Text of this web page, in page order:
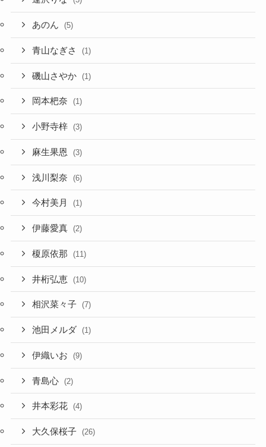
あのん (5)
青山なぎさ (1)
磯山さやか (1)
岡本杷奈 (1)
小野寺梓 (3)
麻生果恩 (3)
浅川梨奈 (6)
今村美月 (1)
伊藤愛真 (2)
榎原依那 (11)
井桁弘恵 (10)
相沢菜々子 (7)
池田メルダ (1)
伊織いお (9)
青島心 (2)
井本彩花 (4)
大久保桜子 (26)